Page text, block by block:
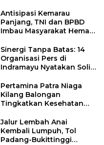
Antisipasi Kemarau
Panjang, TNI dan BPBD
Imbau Masyarakat Hemat
Kebakaran
Sinergi Tanpa Batas: 14
Organisasi Pers di
Indramayu Nyatakan Solid
Pertamina Patra Niaga
Kilang Balongan
Tingkatkan Kesehatan
Pemeriksaan Kesehatan
Rutin dan Edukasi
Perawatan Gigi
Jalur Lembah Anai
Kembali Lumpuh, Tol
Padang-Bukittinggi